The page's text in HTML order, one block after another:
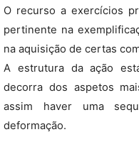
O recurso a exercícios
pertinente na
na aquisição de certas
A estrutura da ação
decorra dos aspetos
assim haver uma
deformação.